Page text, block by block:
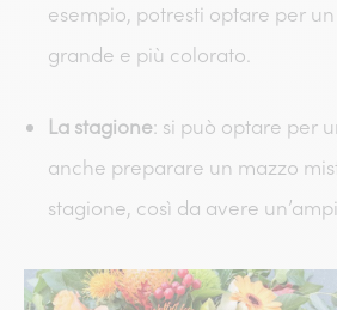
esempio, potresti optare per
grande e più colorato.
La stagione: si può optare per
anche preparare un mazzo
stagione, così da avere